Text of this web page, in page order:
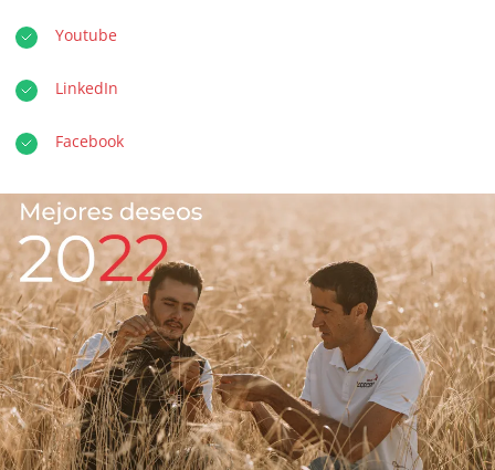
Actuar a través de nuestros servicios
Avanzar con nuestros equipos
Innovar con nuestro ecosistema
NUESTROS SECTORES COMERCIALES
Agroalimentario
Cosméticos
Youtube
LinkedIn
Facebook